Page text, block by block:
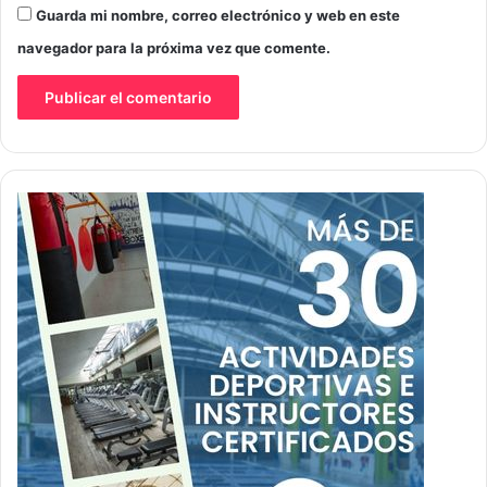
Guarda mi nombre, correo electrónico y web en este
navegador para la próxima vez que comente.